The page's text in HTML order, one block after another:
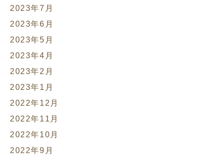
2023年7月
2023年6月
2023年5月
2023年4月
2023年2月
2023年1月
2022年12月
2022年11月
2022年10月
2022年9月